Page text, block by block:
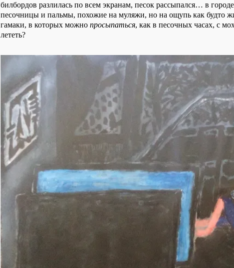
билбордов разлилась по всем экранам, песок рассыпался… в
песочницы и пальмы, похожие на муляжи, но на ощупь как будто
гамаки, в которых можно просыпаться, как в песочных часах, с
лететь?